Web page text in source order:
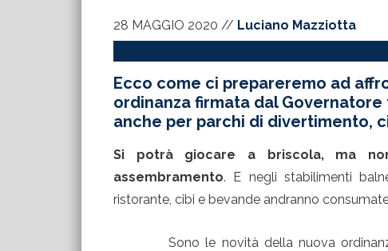
28 MAGGIO 2020 // Luciano Mazziotta
Ecco come ci prepareremo ad
ordinanza firmata dal
anche per parchi di divertimento,
Si potrà giocare a briscola, ma
assembramento. E negli stabilimenti
ristorante, cibi e bevande andranno
Sono le novità della nuova